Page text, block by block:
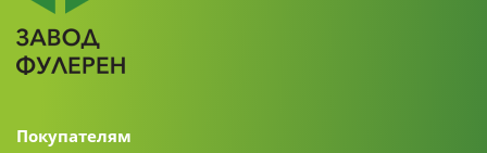
Покупателям